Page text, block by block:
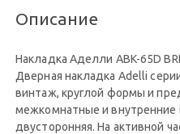
Описание
Накладка Аделли ABK-65D
Дверная накладка Adelli
винтаж, круглой формы и
межкомнатные и внутренние
двусторонняя. На активной